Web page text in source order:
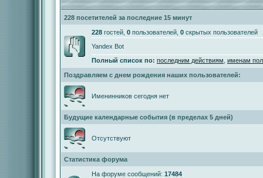
228 посетителей за последние 15 минут
228 гостей, 0 пользователей, 0 скрытых пользователей
Yandex Bot
Полный список по: последним действиям именам
Поздравляем с днем рождения наших пользователей:
Именинников сегодня нет
Будущие календарные события (в пределах 5 дней)
Отсутствуют
Статистика форума
На форуме сообщений: 17484